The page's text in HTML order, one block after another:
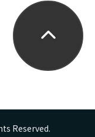
Reserved.